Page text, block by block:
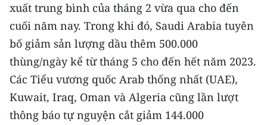
Media Y tế
Media Khoa học - Công nghệ
Media Môi trường
Infographic
xuất trung bình của tháng 2 vừa qua cho đến
cuối năm nay. Trong khi đó, Saudi Arabia tuyên
bố giảm sản lượng dầu thêm 500.000
thùng/ngày kể từ tháng 5 cho đến hết năm 2023.
Các Tiểu vương quốc Arab thống nhất (UAE),
Kuwait, Iraq, Oman và Algeria cũng lần lượt
thông báo tự nguyện cắt giảm 144.000